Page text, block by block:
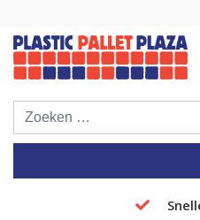
Plastic Pallet Plaza
Plastic Pallets Plaza, de nummer
Europa!